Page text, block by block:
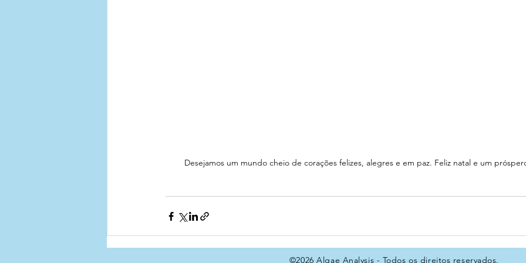
Desejamos um mundo cheio de corações felizes, alegres e em paz. Feliz natal e um
©2026 Algae Analysis - Todos os direitos reservados.